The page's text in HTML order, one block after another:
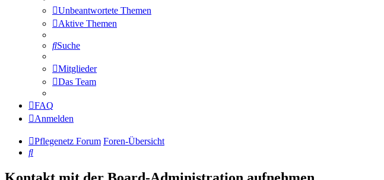
Unbeantwortete Themen
Aktive Themen
Suche
Mitglieder
Das Team
FAQ
Anmelden
Pflegenetz Forum Foren-Übersicht
Suche